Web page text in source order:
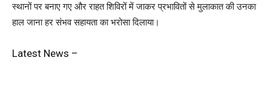
स्थानों पर बनाए गए और राहत शिविरों में जाकर प्रभावितों से मुलाकात की उनका
हाल जाना हर संभव सहायता का भरोसा दिलाया।
Latest News –